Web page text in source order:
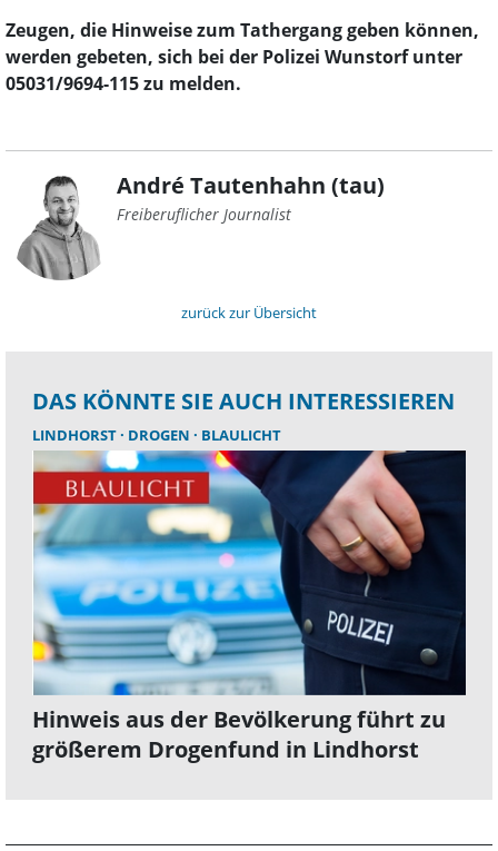
Zeugen, die Hinweise zum Tathergang geben können,
werden gebeten, sich bei der Polizei Wunstorf unter
05031/9694-115 zu melden.
André Tautenhahn (tau)
Freiberuflicher Journalist
zurück zur Übersicht
DAS KÖNNTE SIE AUCH INTERESSIEREN
LINDHORST DROGEN BLAULICHT
Hinweis aus der Bevölkerung führt zu
größerem Drogenfund in Lindhorst